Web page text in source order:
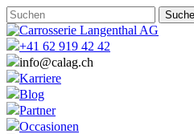
+41 62 919 42 42
info@calag.ch
Karriere
Blog
Partner
Occasionen